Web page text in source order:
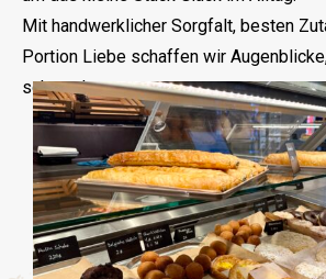
Mit handwerklicher Sorgfalt, besten
Portion Liebe schaffen wir
schmecken.